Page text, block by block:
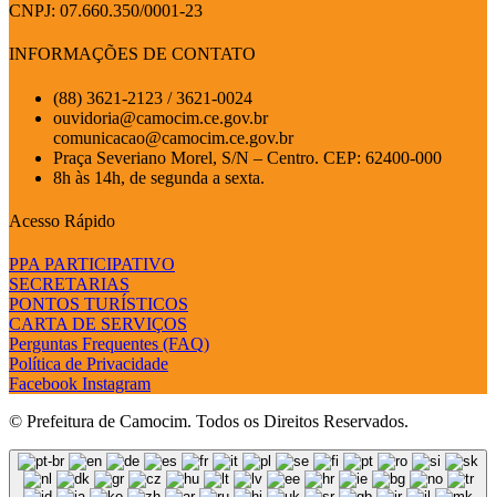
CNPJ: 07.660.350/0001-23
INFORMAÇÕES DE CONTATO
(88) 3621-2123 / 3621-0024
ouvidoria@camocim.ce.gov.br
comunicacao@camocim.ce.gov.br
Praça Severiano Morel, S/N – Centro. CEP: 62400-000
8h às 14h, de segunda a sexta.
Acesso Rápido
PPA PARTICIPATIVO
SECRETARIAS
PONTOS TURÍSTICOS
CARTA DE SERVIÇOS
Perguntas Frequentes (FAQ)
Política de Privacidade
Facebook Instagram
© Prefeitura de Camocim. Todos os Direitos Reservados.